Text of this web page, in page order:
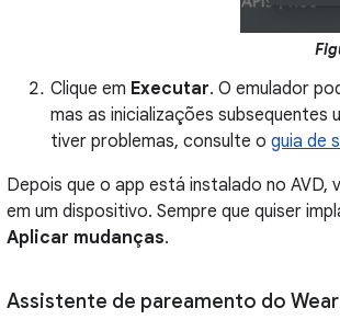
Clique em Executar. O emulador
mas as inicializações subsequentes
tiver problemas, consulte o guia de
Depois que o app está instalado no
em um dispositivo. Sempre que quiser
Aplicar mudanças.
Assistente de pareamento do Wear